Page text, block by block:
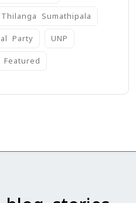
Thilanga Sumathipala
Party UNP
‍Featured